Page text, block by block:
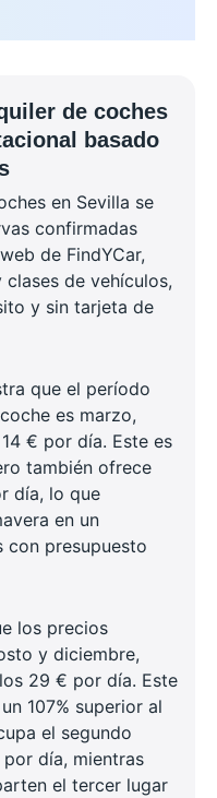
de coches
basado
en Sevilla se
confirmadas
de FindYCar,
de vehículos,
y sin tarjeta de
que el período
es marzo,
€ por día. Este es
también ofrece
día, lo que
en un
con presupuesto
los precios
y diciembre,
29 € por día. Este
107% superior al
el segundo
día, mientras
el tercer lugar